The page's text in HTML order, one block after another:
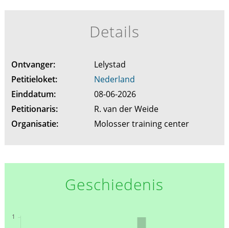
Details
Ontvanger:
Lelystad
Petitieloket:
Nederland
Einddatum:
08-06-2026
Petitionaris:
R. van der Weide
Organisatie:
Molosser training center
Geschiedenis